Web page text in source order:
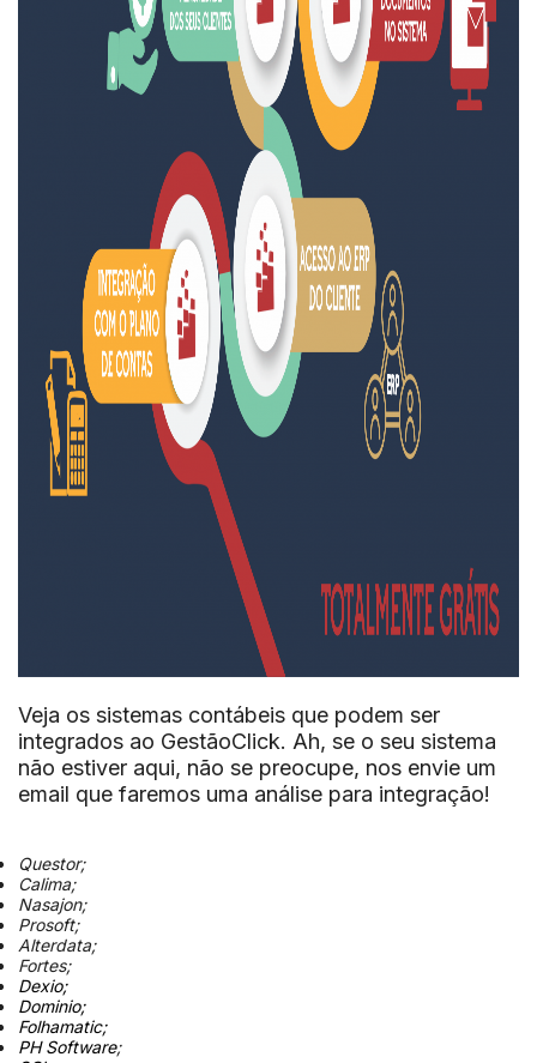
Veja os sistemas contábeis que podem ser
integrados ao GestãoClick. Ah, se o seu sistema
não estiver aqui, não se preocupe, nos envie um
email que faremos uma análise para integração!
Questor;
Calima;
Nasajon;
Prosoft;
Alterdata;
Fortes;
Dexio;
Dominio;
Folhamatic;
PH Software;